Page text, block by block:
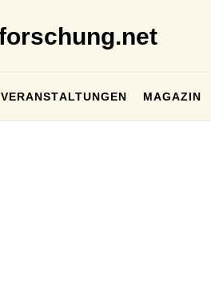
VERANSTALTUNGEN MAGAZIN